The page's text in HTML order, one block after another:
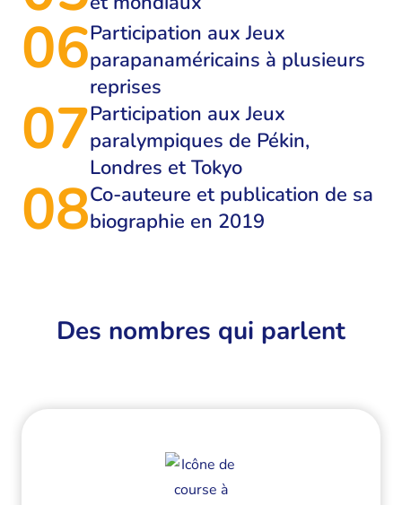
06Participation aux Jeux
parapanaméricains à plusieurs
reprises
07Participation aux Jeux
paralympiques de Pékin,
Londres et Tokyo
08Co-auteure et publication de sa
biographie en 2019
Des nombres qui parlent